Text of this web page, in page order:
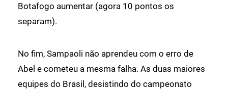
Botafogo aumentar (agora 10 pontos os
separam).
No fim, Sampaoli não aprendeu com o erro de
Abel e cometeu a mesma falha. As duas maiores
equipes do Brasil, desistindo do campeonato